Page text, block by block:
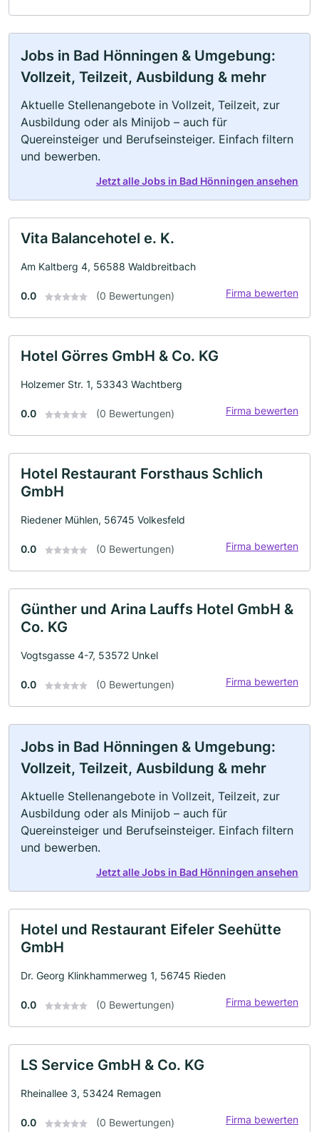
Jobs in Bad Hönningen & Umgebung:
Vollzeit, Teilzeit, Ausbildung & mehr
Aktuelle Stellenangebote in Vollzeit, Teilzeit, zur
Ausbildung oder als Minijob – auch für
Quereinsteiger und Berufseinsteiger. Einfach filtern
und bewerben.
Jetzt alle Jobs in Bad Hönningen ansehen
Vita Balancehotel e. K.
Am Kaltberg 4, 56588 Waldbreitbach
0.0 (0 Bewertungen) Firma bewerten
Hotel Görres GmbH & Co. KG
Holzemer Str. 1, 53343 Wachtberg
0.0 (0 Bewertungen) Firma bewerten
Hotel Restaurant Forsthaus Schlich
GmbH
Riedener Mühlen, 56745 Volkesfeld
0.0 (0 Bewertungen) Firma bewerten
Günther und Arina Lauffs Hotel GmbH &
Co. KG
Vogtsgasse 4-7, 53572 Unkel
0.0 (0 Bewertungen) Firma bewerten
Jobs in Bad Hönningen & Umgebung:
Vollzeit, Teilzeit, Ausbildung & mehr
Aktuelle Stellenangebote in Vollzeit, Teilzeit, zur
Ausbildung oder als Minijob – auch für
Quereinsteiger und Berufseinsteiger. Einfach filtern
und bewerben.
Jetzt alle Jobs in Bad Hönningen ansehen
Hotel und Restaurant Eifeler Seehütte
GmbH
Dr. Georg Klinkhammerweg 1, 56745 Rieden
0.0 (0 Bewertungen) Firma bewerten
LS Service GmbH & Co. KG
Rheinallee 3, 53424 Remagen
0.0 (0 Bewertungen) Firma bewerten